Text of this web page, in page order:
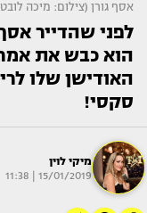
אסף גורן (צילום: מיכה
הוא כבש את
האודישן שלו
סקסי!
מיקי לוין
15/01/2019 | 11:38